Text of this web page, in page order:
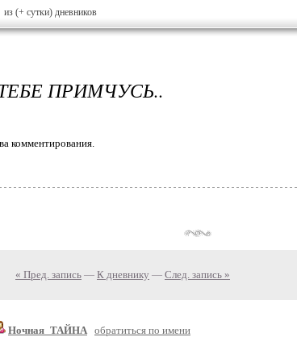
из (+ сутки) дневников
ПРИМЧУСЬ..
комментирования.
« Пред. запись — К дневнику — След. запись »
Ночная_ТАЙНА обратиться по имени